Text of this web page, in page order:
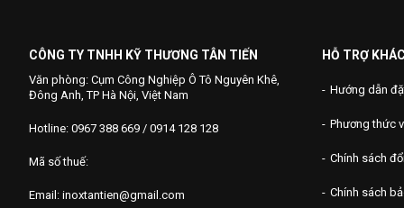
CÔNG TY TNHH KỸ THƯƠNG TÂN TIẾN
Văn phòng: Cụm Công Nghiệp Ô Tô Nguyên Khê,
Đông Anh, TP Hà Nội, Việt Nam
Hotline: 0967 388 669 / 0914 128 128
Mã số thuế:
Email: inoxtantien@gmail.com
HỖ TRỢ
Hướng dẫn
Phương thức
Chính sách
Chính sách